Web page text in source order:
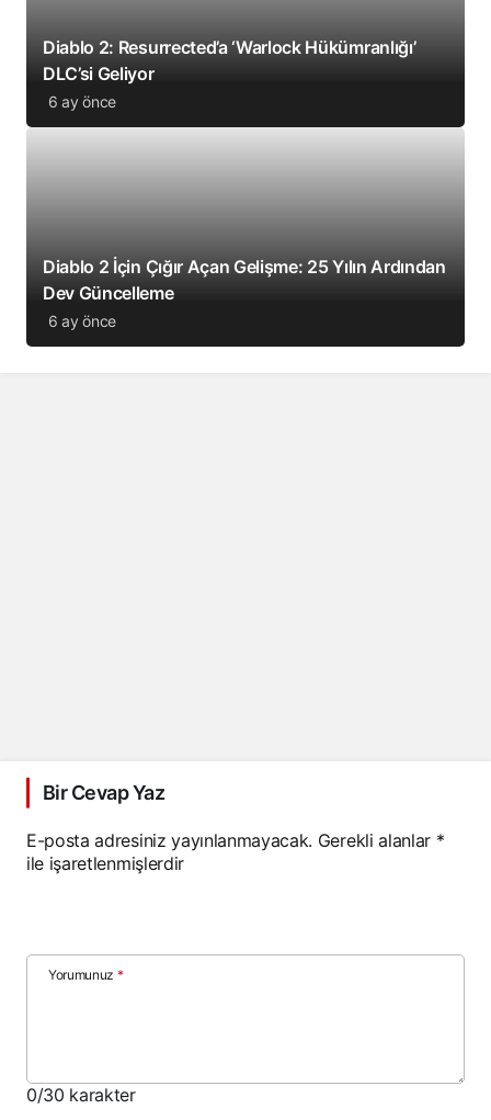
Diablo 2: Resurrected’a ‘Warlock Hükümranlığı’
DLC’si Geliyor
6 ay önce
Diablo 2 İçin Çığır Açan Gelişme: 25 Yılın Ardından
Dev Güncelleme
6 ay önce
Bir Cevap Yaz
E-posta adresiniz yayınlanmayacak. Gerekli alanlar *
ile işaretlenmişlerdir
Yorumunuz *
0/30 karakter